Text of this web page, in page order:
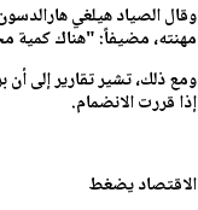
وقال الصياد هيلغي
مهنته، مضيفاً: "هناك كمية
ومع ذلك، تشير تقارير إلى
إذا قررت الانضمام.
الاقتصاد يضغط